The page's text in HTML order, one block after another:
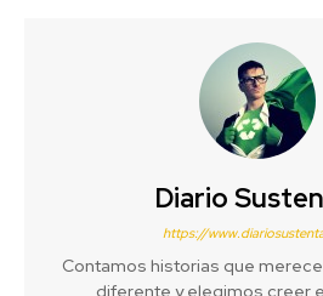
Diario
https://
Contamos historias que